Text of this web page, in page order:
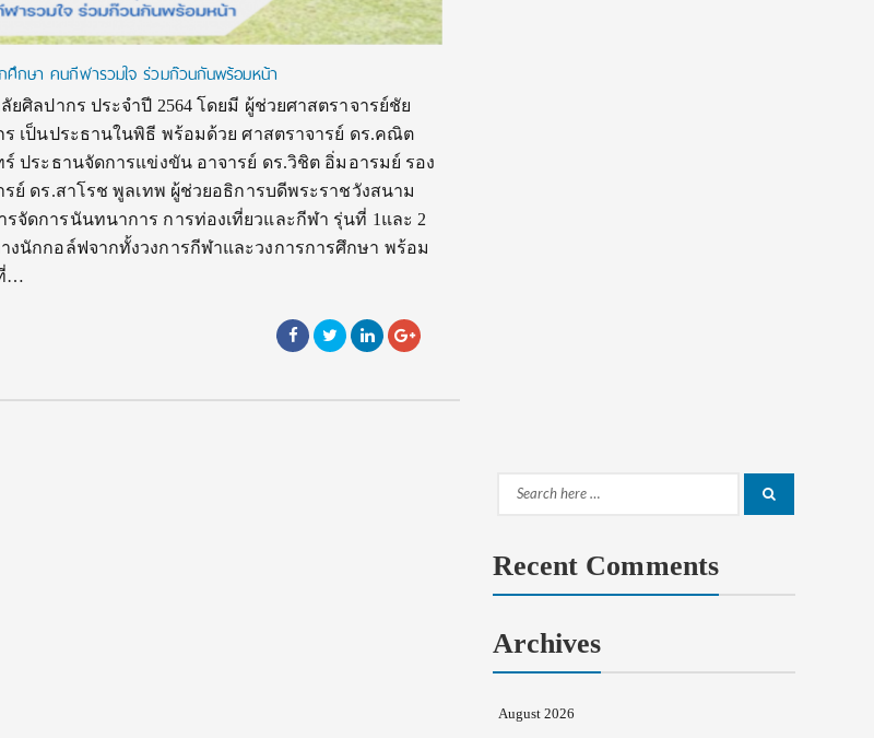
กษา คนกีฬารวมใจ ร่วมก๊วนกันพร้อมหน้า
ศิลปากร ประจำปี 2564 โดยมี ผู้ช่วยศาสตราจารย์ชัย
เป็นประธานในพิธี พร้อมด้วย ศาสตราจารย์ ดร.คณิต
ประธานจัดการแข่งขัน อาจารย์ ดร.วิชิต อิ่มอารมย์ รอง
ย์ ดร.สาโรช พูลเทพ ผู้ช่วยอธิการบดีพระราชวังสนาม
ดการนันทนาการ การท่องเที่ยวและกีฬา รุ่นที่ 1และ 2
นักกอล์ฟจากทั้งวงการกีฬาและวงการการศึกษา พร้อม
…
Search
Recent Comments
Archives
August 2026